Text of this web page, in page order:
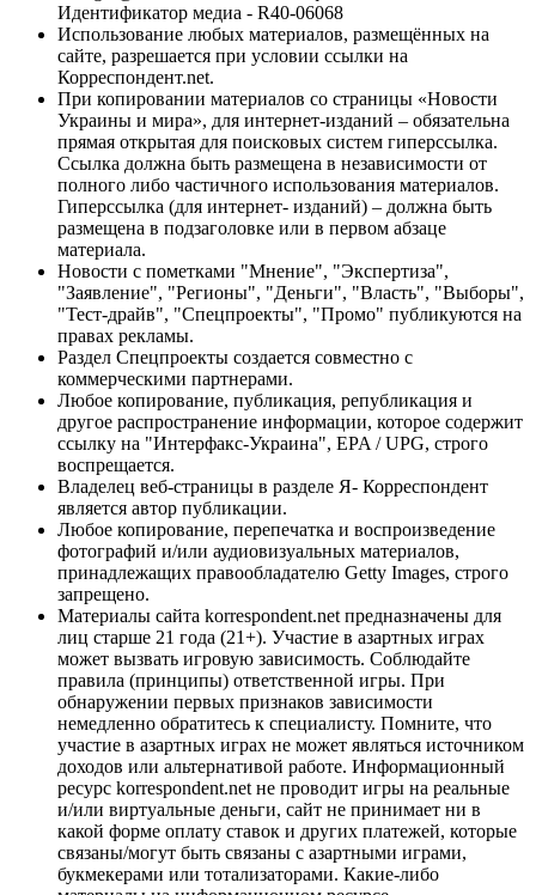
Идентификатор медиа - R40-06068
Использование любых материалов, размещённых на
сайте, разрешается при условии ссылки на
Корреспондент.net.
При копировании материалов со страницы «Новости
Украины и мира», для интернет-изданий – обязательна
прямая открытая для поисковых систем гиперссылка.
Ссылка должна быть размещена в независимости от
полного либо частичного использования материалов.
Гиперссылка (для интернет- изданий) – должна быть
размещена в подзаголовке или в первом абзаце
материала.
Новости с пометками "Мнение", "Экспертиза",
"Заявление", "Регионы", "Деньги", "Власть", "Выборы",
"Тест-драйв", "Спецпроекты", "Промо" публикуются на
правах рекламы.
Раздел Спецпроекты создается совместно с
коммерческими партнерами.
Любое копирование, публикация, републикация и
другое распространение информации, которое содержит
ссылку на "Интерфакс-Украина", EPA / UPG, строго
воспрещается.
Владелец веб-страницы в разделе Я- Корреспондент
является автор публикации.
Любое копирование, перепечатка и воспроизведение
фотографий и/или аудиовизуальных материалов,
принадлежащих правообладателю Getty Images, строго
запрещено.
Материалы сайта korrespondent.net предназначены для
лиц старше 21 года (21+). Участие в азартных играх
может вызвать игровую зависимость. Соблюдайте
правила (принципы) ответственной игры. При
обнаружении первых признаков зависимости
немедленно обратитесь к специалисту. Помните, что
участие в азартных играх не может являться источником
доходов или альтернативой работе. Информационный
ресурс korrespondent.net не проводит игры на реальные
и/или виртуальные деньги, сайт не принимает ни в
какой форме оплату ставок и других платежей, которые
связаны/могут быть связаны с азартными играми,
букмекерами или тотализаторами. Какие-либо